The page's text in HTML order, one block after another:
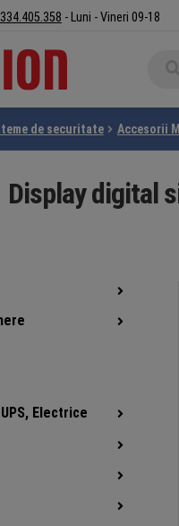
- Luni - Vineri 09-18
de securitate Accesorii
Display digital
Electrice